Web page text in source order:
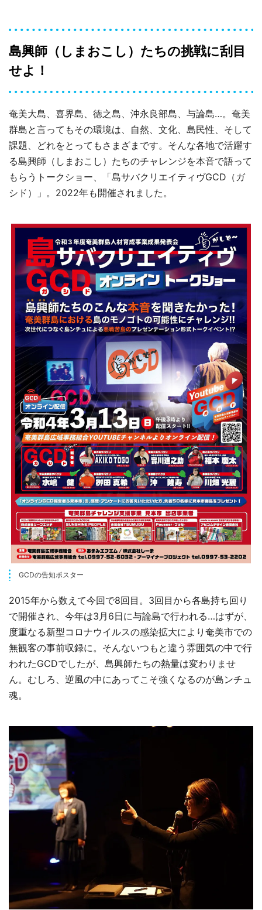
島興師（しまおこし）たちの挑戦に刮目
せよ！
奄美大島、喜界島、徳之島、沖永良部島、与論島…。奄美
群島と言ってもその環境は、自然、文化、島民性、そして
課題、どれをとってもさまざまです。そんな各地で活躍す
る島興師（しまおこし）たちのチャレンジを本音で語って
もらうトークショー、「島サバクリエイティヴGCD（ガ
シド）」。2022年も開催されました。
GCDの告知ポスター
2015年から数えて今回で8回目。3回目から各島持ち回り
で開催され、今年は3月6日に与論島で行われる…はずが、
度重なる新型コロナウイルスの感染拡大により奄美市での
無観客の事前収録に。そんないつもと違う雰囲気の中で行
われたGCDでしたが、島興師たちの熱量は変わりませ
ん。むしろ、逆風の中にあってこそ強くなるのが島ンチュ
魂。